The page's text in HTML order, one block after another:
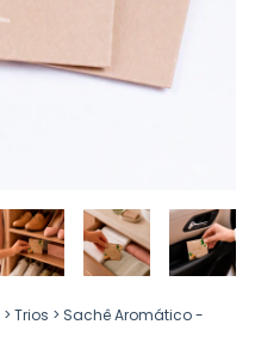
> Trios > Sachê Aromático -